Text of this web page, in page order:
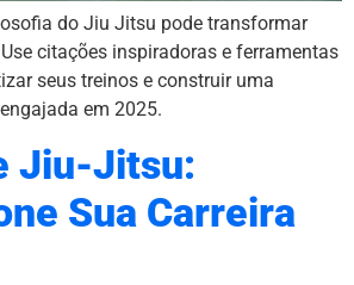
do Jiu Jitsu pode transformar
citações inspiradoras e ferramentas
seus treinos e construir uma
em 2025.
Jiu-Jitsu:
Sua Carreira